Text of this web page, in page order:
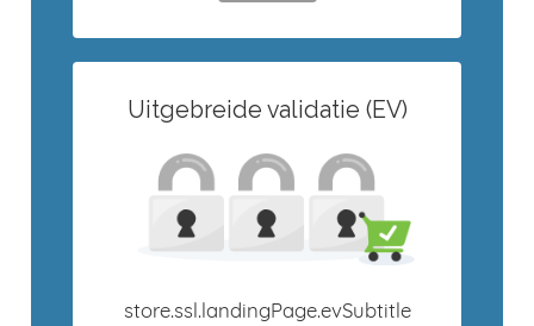
Uitgebreide validatie (EV)
store.ssl.landingPage.evSubtitle